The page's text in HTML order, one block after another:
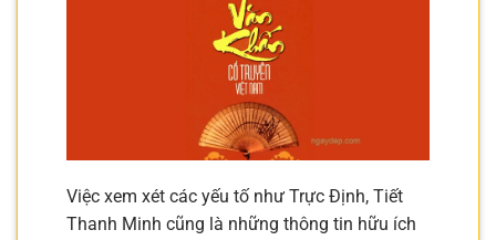
Việc xem xét các yếu tố như Trực Định, Tiết
Thanh Minh cũng là những thông tin hữu ích